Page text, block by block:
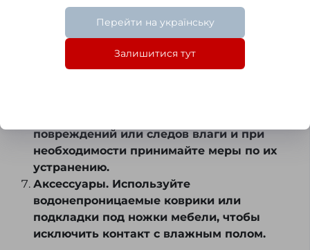
накапливалась и не портила мебель.
Размещение. Устанавливайте мебель
таким образом, чтобы избежать прямого
контакта с водой (например, подвесные
повреждений или следов влаги и при
необходимости принимайте меры по их
устранению.
Аксессуары. Используйте
водонепроницаемые коврики или
подкладки под ножки мебели, чтобы
исключить контакт с влажным полом.
Перейти на українську
Залишитися тут